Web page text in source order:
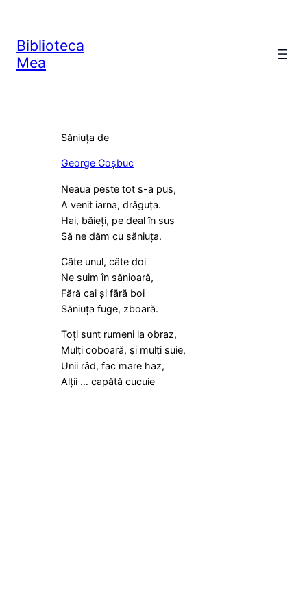
content
Biblioteca
Mea
Săniuța ​de
George Coșbuc
Neaua peste tot s-a pus,
A venit iarna, drăguța.
Hai, băieți, pe deal în sus
Să ne dăm cu săniuța.
Câte unul, câte doi
Ne suim în sănioară,
Fără cai și fără boi
Săniuța fuge, zboară.
Toți sunt rumeni la obraz,
Mulți coboară, și mulți suie,
Unii râd, fac mare haz,
Alții … capătă cucuie